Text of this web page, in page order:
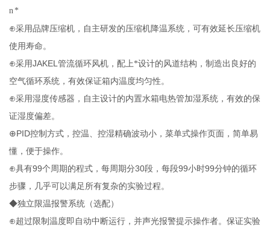
n *
⊕采用品牌压缩机，自主研发的压缩机降温系统，可有效延长压缩机
使用寿命。
⊕采用JAKEL管流循环风机，配上*设计的风道结构，制造出良好的
空气循环系统，有效保证箱内温度均匀性。
⊕采用湿度传感器，自主设计的内置水箱电热管加湿系统，有效的保
证湿度偏差。
⊕PID控制方式，控温、控湿精确波动小，菜单式操作页面，简单易
懂，便于操作。
⊕具有99个周期的程式，每周期分30段，每段99小时99分钟的循环
步骤，几乎可以满足所有复杂的实验过程。
◆独立限温报警系统（选配）
⊕超过限制温度即自动中断运行，并声光报警提示操作者。保证实验